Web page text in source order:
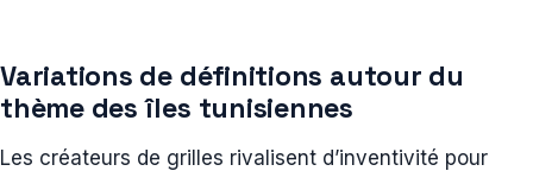
Variations de définitions autour du
thème des îles tunisiennes
Les créateurs de grilles rivalisent d’inventivité pour